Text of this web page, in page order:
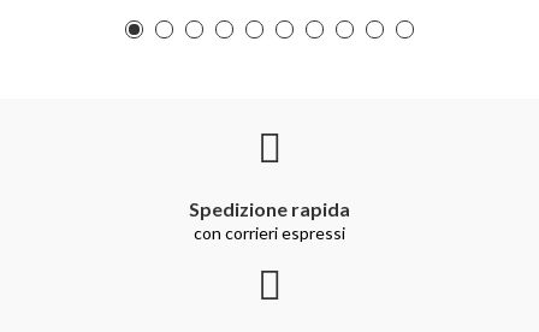
Spedizione rapida
con corrieri espressi